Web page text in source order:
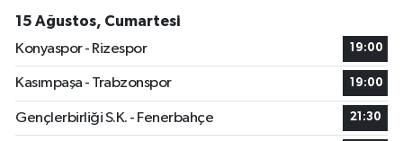
15 Ağustos, Cumartesi
Konyaspor - Rizespor
19:00
Kasımpaşa - Trabzonspor 19:00
Gençlerbirliği S.K. - Fenerbahçe 21:30